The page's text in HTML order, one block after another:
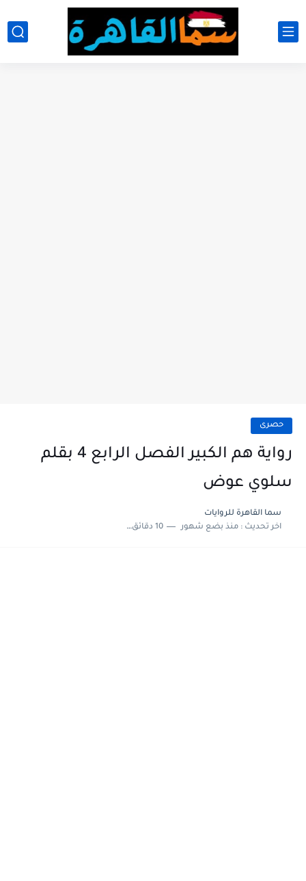
حصرى
رواية هم الكبير الفصل الرابع 4 بقلم
سلوي عوض
سما القاهرة للروايات
اخر تحديث :منذ بضع شهور 10 دقائق للقراءة